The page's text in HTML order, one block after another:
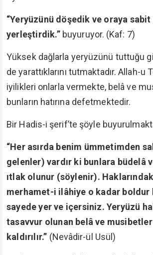
“Yeryüzünü döşedik ve oraya
yerleştirdik.” buyuruyor. (Kaf: 7)
Yüksek dağlarla yeryüzünü tuttuğu
de yarattıklarını tutmaktadır. Allah-u
iyilikleri onlarla vermekte, belâ ve
bunların hatırına defetmektedir.
Bir Hadis-i şerif’te şöyle
“Her asırda benim ümmetimden
gelenler) vardır ki bunlara büdelâ
ıtlak olunur (söylenir).
merhamet-i ilâhiye o kadar boldur
sayede yer ve içersiniz. Yeryüzü
tasavvur olunan belâ ve
kaldırılır.” (Nevâdir-ül Usül)